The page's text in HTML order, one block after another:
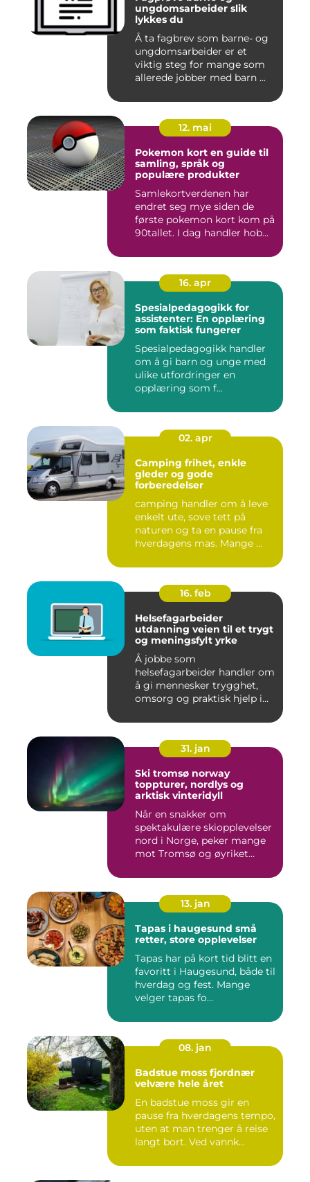
ungdomsarbeider slik
lykkes du
Å ta fagbrev som barne- og
ungdomsarbeider er et
viktig steg for mange som
allerede jobber med barn ...
12. mai
Pokemon kort en guide til
samling, språk og
populære produkter
Samlekortverdenen har
endret seg mye siden de
første pokemon kort kom på
90tallet. I dag handler hob...
16. apr
Spesialpedagogikk for
assistenter: En opplæring
som faktisk fungerer
Spesialpedagogikk handler
om å gi barn og unge med
ulike utfordringer en
opplæring som f...
02. apr
Camping frihet, enkle
gleder og gode
forberedelser
camping handler om å leve
enkelt ute, sove tett på
naturen og ta en pause fra
hverdagens mas. Mange ...
16. feb
Helsefagarbeider
utdanning veien til et trygt
og meningsfylt yrke
Å jobbe som
helsefagarbeider handler om
å gi mennesker trygghet,
omsorg og praktisk hjelp i
31. jan
Ski tromsø norway
toppturer, nordlys og
arktisk vinteridyll
Når en snakker om
spektakulære skiopplevelser
nord i Norge, peker mange
mot Tromsø og øyriket
13. jan
Tapas i haugesund små
retter, store opplevelser
Tapas har på kort tid blitt en
favoritt i Haugesund, både til
hverdag og fest. Mange
velger tapas fo...
08. jan
Badstue moss fjordnær
velvære hele året
En badstue moss gir en
pause fra hverdagens tempo,
uten at man trenger å reise
langt bort. Ved vannk...